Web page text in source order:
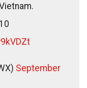
September